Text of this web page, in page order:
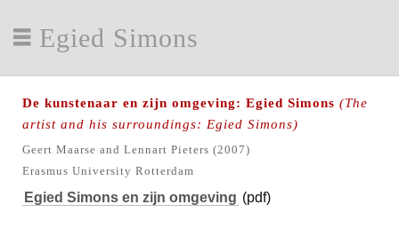
Egied Simons
De kunstenaar en zijn omgeving: Egied Simons (The
artist and his surroundings: Egied Simons)
Geert Maarse and Lennart Pieters (2007)
Erasmus University Rotterdam
Egied Simons en zijn omgeving (pdf)